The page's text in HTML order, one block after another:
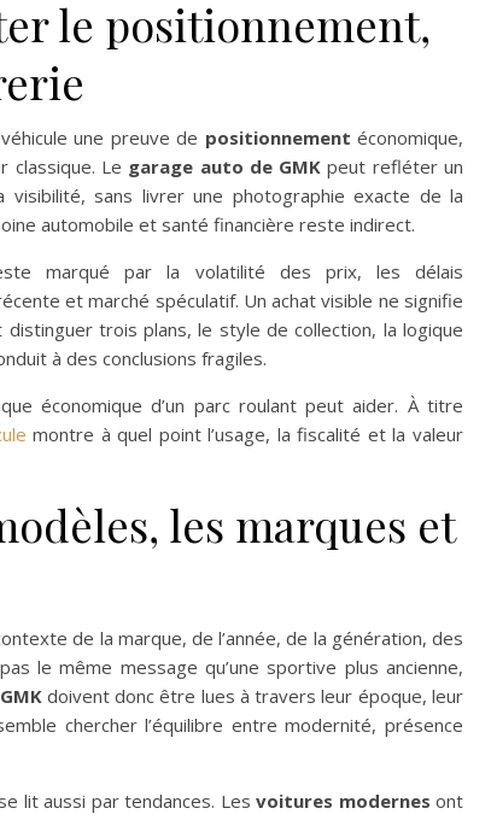
le positionnement,
une preuve de positionnement économique,
classique. Le garage auto de GMK peut refléter un
sans livrer une photographie exacte de la
automobile et santé financière reste indirect.
marqué par la volatilité des prix, les délais
et marché spéculatif. Un achat visible ne signifie
trois plans, le style de collection, la logique
à des conclusions fragiles.
économique d’un parc roulant peut aider. À titre
montre à quel point l’usage, la fiscalité et la valeur
les marques et
de la marque, de l’année, de la génération, des
le même message qu’une sportive plus ancienne,
doivent donc être lues à travers leur époque, leur
chercher l’équilibre entre modernité, présence
lit aussi par tendances. Lesvoitures modernes ont